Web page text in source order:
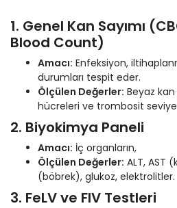
1. Genel Kan Sayımı
Blood Count)
Amacı: Enfeksiyon,
durumları tespit eder.
Ölçülen Değerler: Beyaz kan
hücreleri ve trombosit
2. Biyokimya Paneli
Amacı: İç organların,
Ölçülen Değerler: ALT, AST
(böbrek), glukoz, elektrolitler.
3. FeLV ve FIV Testleri